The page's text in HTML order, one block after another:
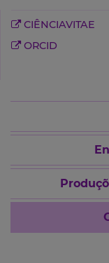
CIÊNCIAVITAE
ORCID